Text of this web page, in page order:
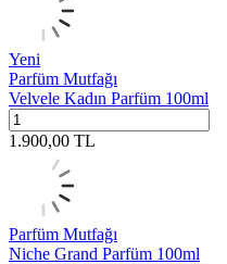
Yeni
Parfüm Mutfağı
Velvele Kadın Parfüm 100ml
1.900,00 TL
Parfüm Mutfağı
Niche Grand Parfüm 100ml